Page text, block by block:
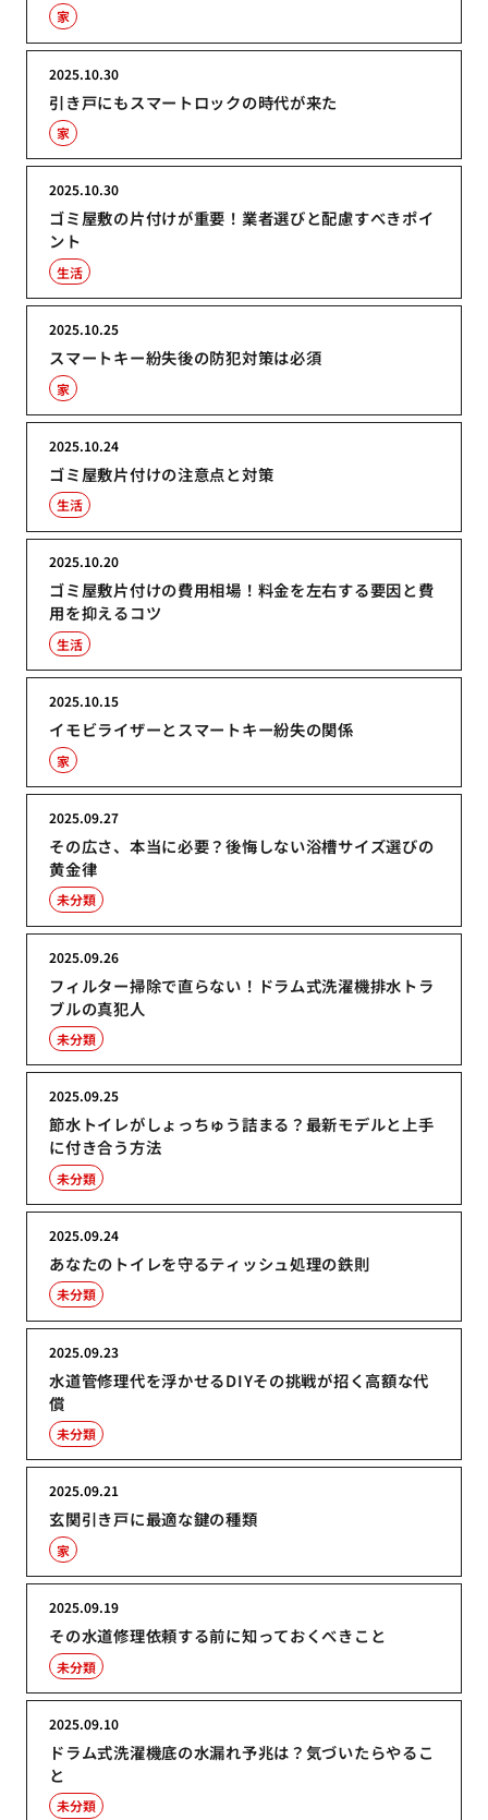
家
引き戸にもスマートロックの時代が来た
2025.10.30
家
ゴミ屋敷の片付けが重要！業者選びと配慮すべきポイ
ント
2025.10.30
生活
スマートキー紛失後の防犯対策は必須
2025.10.25
家
ゴミ屋敷片付けの注意点と対策
2025.10.24
生活
ゴミ屋敷片付けの費用相場！料金を左右する要因と費
用を抑えるコツ
2025.10.20
生活
イモビライザーとスマートキー紛失の関係
2025.10.15
家
その広さ、本当に必要？後悔しない浴槽サイズ選びの
黄金律
2025.09.27
未分類
フィルター掃除で直らない！ドラム式洗濯機排水トラ
ブルの真犯人
2025.09.26
未分類
節水トイレがしょっちゅう詰まる？最新モデルと上手
に付き合う方法
2025.09.25
未分類
あなたのトイレを守るティッシュ処理の鉄則
2025.09.24
未分類
水道管修理代を浮かせるDIYその挑戦が招く高額な代
償
2025.09.23
未分類
玄関引き戸に最適な鍵の種類
2025.09.21
家
その水道修理依頼する前に知っておくべきこと
2025.09.19
未分類
ドラム式洗濯機底の水漏れ予兆は？気づいたらやるこ
と
2025.09.10
未分類